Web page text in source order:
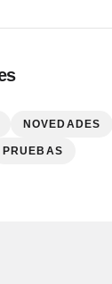
NOVEDADES
PRUEBAS